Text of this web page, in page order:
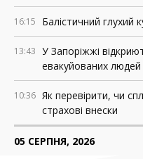
16:15 Балістичний глухий
13:43 У Запоріжжі
евакуйованих людей
10:36 Як перевірити, чи
страхові внески
05 СЕРПНЯ, 2026